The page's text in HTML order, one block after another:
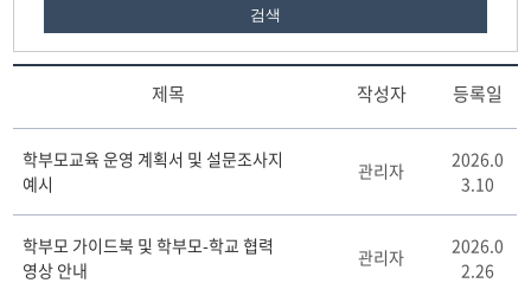
검색
부
모
배
움
학
제목 작성자 등록일
학부모교육 운영 계획서 및 설문조사지
예시
관리자
2026.0
3.10
학부모 가이드북 및 학부모-학교 협력
영상 안내
관리자
2026.0
2.26